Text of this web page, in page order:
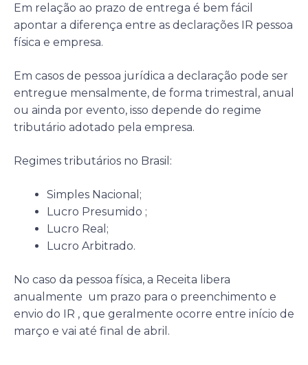
Em relação ao prazo de entrega é bem fácil
apontar a diferença entre as declarações IR pessoa
física e empresa.
Em casos de pessoa jurídica a declaração pode ser
entregue mensalmente, de forma trimestral, anual
ou ainda por evento, isso depende do regime
tributário adotado pela empresa.
Regimes tributários no Brasil:
Simples Nacional;
Lucro Presumido ;
Lucro Real;
Lucro Arbitrado.
No caso da pessoa física, a Receita libera
anualmente um prazo para o preenchimento e
envio do IR , que geralmente ocorre entre início de
março e vai até final de abril.